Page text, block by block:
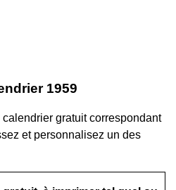
1959
gratuit correspondant
et personnalisez un des